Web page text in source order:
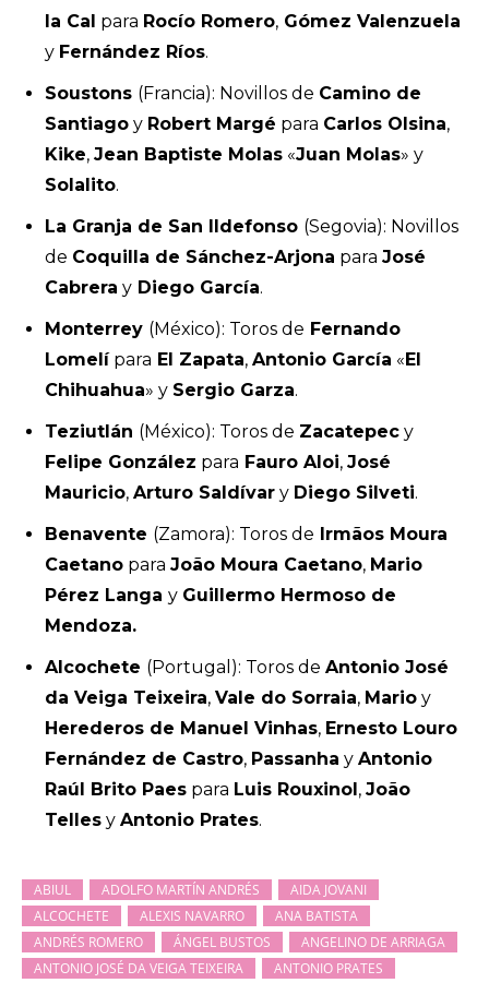
la Cal para Rocío Romero, Gómez Valenzuela
y Fernández Ríos.
Soustons (Francia): Novillos de Camino de
Santiago y Robert Margé para Carlos Olsina,
Kike, Jean Baptiste Molas «Juan Molas» y
Solalito.
La Granja de San Ildefonso (Segovia): Novillos
de Coquilla de Sánchez-Arjona para José
Cabrera y Diego García.
Monterrey (México): Toros de Fernando
Lomelípara El Zapata, Antonio García «El
Chihuahua» y Sergio Garza.
Teziutlán (México): Toros de Zacatepec y
Felipe González para Fauro Aloi, José
Mauricio, Arturo Saldívar y Diego Silveti.
Benavente (Zamora): Toros de Irmãos Moura
Caetano para João Moura Caetano, Mario
Pérez Langa y Guillermo Hermoso de
Mendoza.
Alcochete (Portugal): Toros de Antonio José
da Veiga Teixeira, Vale do Sorraia, Mario y
Herederos de Manuel Vinhas, Ernesto Louro
Fernández de Castro, Passanha y Antonio
Raúl Brito Paes para Luis Rouxinol, João
Telles y Antonio Prates.
ABIUL ADOLFO MARTÍN ANDRÉS
AIDA JOVANI
ALCOCHETE
ALEXIS NAVARRO
ANA BATISTA
ANDRÉS ROMERO
ÁNGEL BUSTOS
ANGELINO DE ARRIAGA
ANTONIO JOSÉ DA VEIGA TEIXEIRA
ANTONIO PRATES